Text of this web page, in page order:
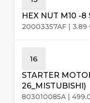
HEX NUT M10 -8
20003357AF | 3.89
16
STARTER
26_MISTUBISHI)
803010085A |